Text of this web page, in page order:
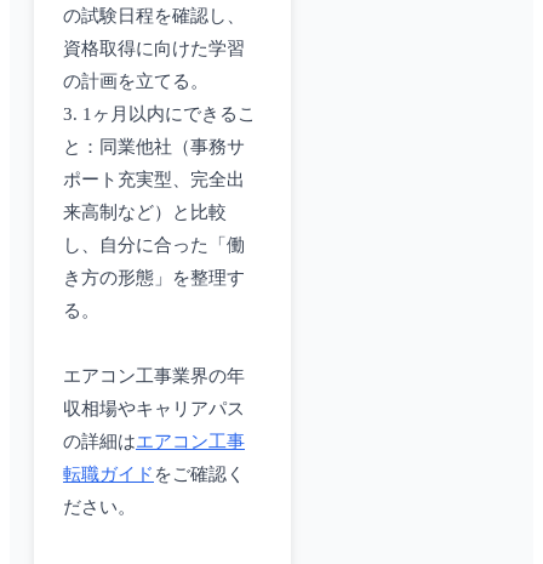
の試験日程を確認し、
資格取得に向けた学習
の計画を立てる。
3. 1ヶ月以内にできるこ
と：同業他社（事務サ
ポート充実型、完全出
来高制など）と比較
し、自分に合った「働
き方の形態」を整理す
る。
エアコン工事業界の年
収相場やキャリアパス
の詳細はエアコン工事
転職ガイド をご確認く
ださい。